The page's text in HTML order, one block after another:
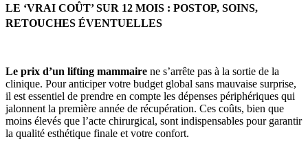
LE ‘VRAI COÛT’ SUR 12 MOIS : POSTOP, SOINS,
RETOUCHES ÉVENTUELLES
Le prix d’un lifting mammaire ne s’arrête pas à la sortie de la
clinique. Pour anticiper votre budget global sans mauvaise surprise,
il est essentiel de prendre en compte les dépenses périphériques qui
jalonnent la première année de récupération. Ces coûts, bien que
moins élevés que l’acte chirurgical, sont indispensables pour garantir
la qualité esthétique finale et votre confort.